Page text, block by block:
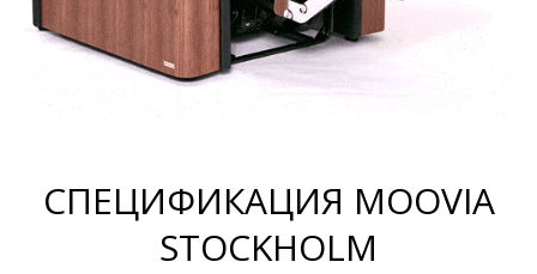
СПЕЦИФИКАЦИЯ MOOVIA
STOCKHOLM